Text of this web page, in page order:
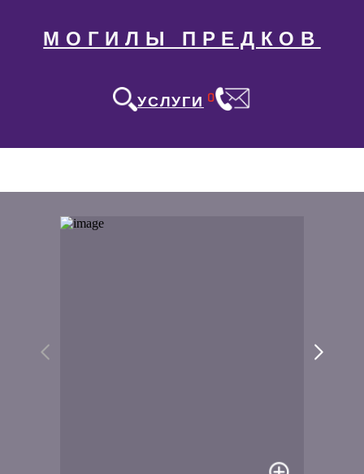
МОГИЛЫ ПРЕДКОВ
УСЛУГИ 0